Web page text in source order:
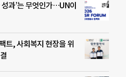
과’는 무엇인가…UN이
트, 사회복지 현장을 위